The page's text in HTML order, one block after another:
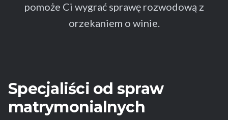
pomoże Ci wygrać sprawę rozwodową z
orzekaniem o winie.
Specjaliści od spraw
matrymonialnych